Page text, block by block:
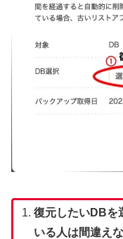
復元したいDBを
いる人は間違え